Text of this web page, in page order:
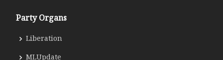
Party Organs
Liberation
MLUpdate